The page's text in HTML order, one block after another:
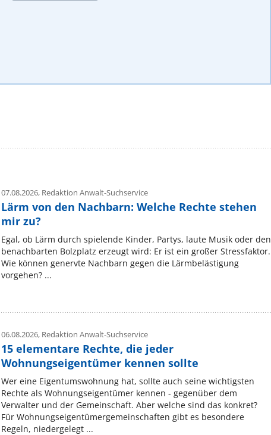
07.08.2026,Redaktion Anwalt-Suchservice
Lärm von den Nachbarn: Welche Rechte stehen
mir zu?
Egal, ob Lärm durch spielende Kinder, Partys, laute Musik oder den
benachbarten Bolzplatz erzeugt wird: Er ist ein großer Stressfaktor.
Wie können genervte Nachbarn gegen die Lärmbelästigung
vorgehen? ...
06.08.2026,Redaktion Anwalt-Suchservice
15 elementare Rechte, die jeder
Wohnungseigentümer kennen sollte
Wer eine Eigentumswohnung hat, sollte auch seine wichtigsten
Rechte als Wohnungseigentümer kennen - gegenüber dem
Verwalter und der Gemeinschaft. Aber welche sind das konkret?
Für Wohnungseigentümergemeinschaften gibt es besondere
Regeln, niedergelegt ...